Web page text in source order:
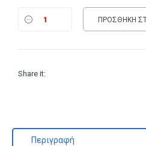
1.00 €.
ΠΡΟΣΘΉΚΗ
Share it:
Περιγραφή